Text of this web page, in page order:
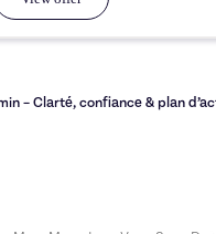
– Clarté, confiance & plan